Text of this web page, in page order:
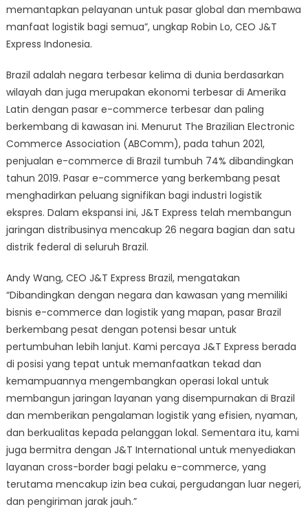
memantapkan pelayanan untuk pasar global dan membawa
manfaat logistik bagi semua”, ungkap Robin Lo, CEO J&T
Express Indonesia.
Brazil adalah negara terbesar kelima di dunia berdasarkan
wilayah dan juga merupakan ekonomi terbesar di Amerika
Latin dengan pasar e-commerce terbesar dan paling
berkembang di kawasan ini. Menurut The Brazilian Electronic
Commerce Association (ABComm), pada tahun 2021,
penjualan e-commerce di Brazil tumbuh 74% dibandingkan
tahun 2019. Pasar e-commerce yang berkembang pesat
menghadirkan peluang signifikan bagi industri logistik
ekspres. Dalam ekspansi ini, J&T Express telah membangun
jaringan distribusinya mencakup 26 negara bagian dan satu
distrik federal di seluruh Brazil.
Andy Wang, CEO J&T Express Brazil, mengatakan
“Dibandingkan dengan negara dan kawasan yang memiliki
bisnis e-commerce dan logistik yang mapan, pasar Brazil
berkembang pesat dengan potensi besar untuk
pertumbuhan lebih lanjut. Kami percaya J&T Express berada
di posisi yang tepat untuk memanfaatkan tekad dan
kemampuannya mengembangkan operasi lokal untuk
membangun jaringan layanan yang disempurnakan di Brazil
dan memberikan pengalaman logistik yang efisien, nyaman,
dan berkualitas kepada pelanggan lokal. Sementara itu, kami
juga bermitra dengan J&T International untuk menyediakan
layanan cross-border bagi pelaku e-commerce, yang
terutama mencakup izin bea cukai, pergudangan luar negeri,
dan pengiriman jarak jauh.”